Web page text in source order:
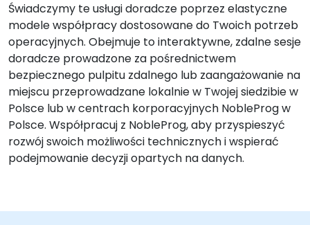
Świadczymy te usługi doradcze poprzez elastyczne
modele współpracy dostosowane do Twoich potrzeb
operacyjnych. Obejmuje to interaktywne, zdalne sesje
doradcze prowadzone za pośrednictwem
bezpiecznego pulpitu zdalnego lub zaangażowanie na
miejscu przeprowadzane lokalnie w Twojej siedzibie w
Polsce lub w centrach korporacyjnych NobleProg w
Polsce. Współpracuj z NobleProg, aby przyspieszyć
rozwój swoich możliwości technicznych i wspierać
podejmowanie decyzji opartych na danych.